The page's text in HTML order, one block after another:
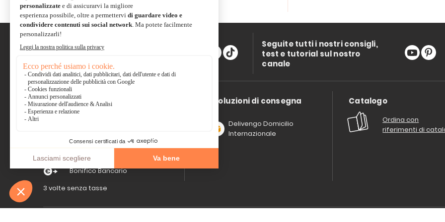
Scambiate con la comunità e
condividete le vostre
creazioni
Seguite tutti i nostri consigli,
test e tutorial sul nostro
canale
Pagamento sicuro
Paypal
Bonifico Bancario
3 volte senza tasse
*Soluzioni di consegna
Delivengo Domicilio
Internazionale
Catalogo
Ordina con
riferimenti di